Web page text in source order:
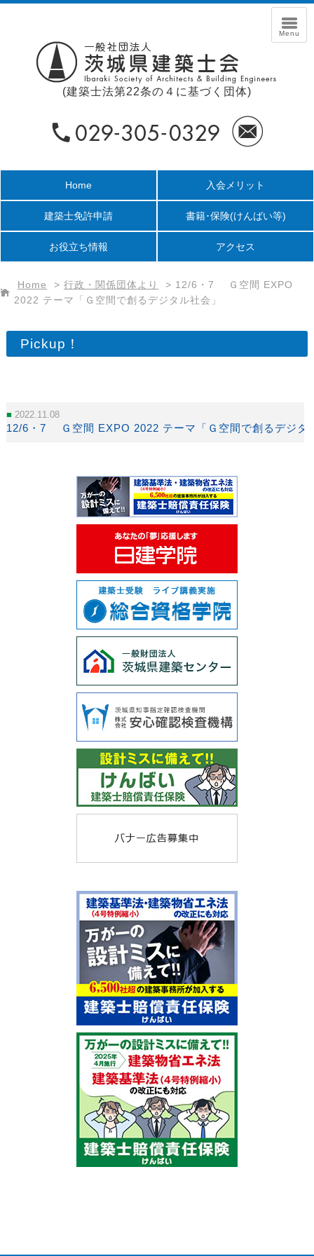
(建築士法第22条の４に基づく団体)
Home 入会メリット
建築士免許申請 書籍･保険(けんばい等)
お役立ち情報 アクセス
Home > 行政・関係団体より > 12/6・7 Ｇ空間 EXPO
2022 テーマ「Ｇ空間で創るデジタル社会」
Pickup！
2022.11.08
12/6・7 Ｇ空間 EXPO 2022 テーマ「Ｇ空間で創るデジタ